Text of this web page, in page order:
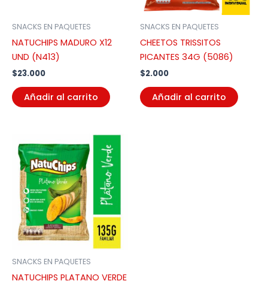
SNACKS EN PAQUETES
NATUCHIPS MADURO X12
UND (N413)
$23.000
Añadir al carrito
SNACKS EN PAQUETES
CHEETOS TRISSITOS
PICANTES 34G (5086)
$2.000
Añadir al carrito
SNACKS EN PAQUETES
NATUCHIPS PLATANO VERDE